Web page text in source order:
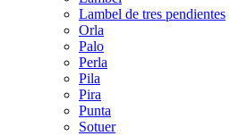
Lambel de tres pendientes
Orla
Palo
Perla
Pila
Pira
Punta
Sotuer